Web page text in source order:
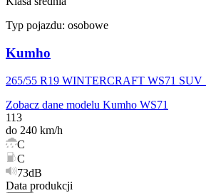
Typ pojazdu: osobowe
Kumho
265/55 R19 WINTERCRAFT WS71 SUV
Zobacz dane modelu Kumho WS71
113
do 240 km/h
C
C
73dB
Data produkcji